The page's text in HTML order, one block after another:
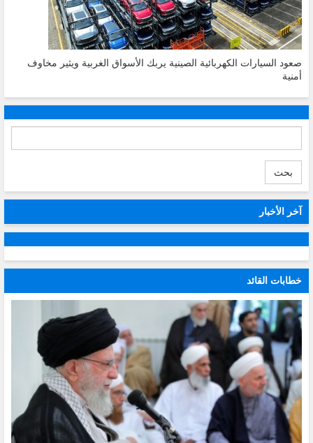
صعود السيارات الكهربائية الصينية يربك الأسواق الغربية ويثير مخاوف
أمنية
بحث
آخر الأخبار
خطابات القائد